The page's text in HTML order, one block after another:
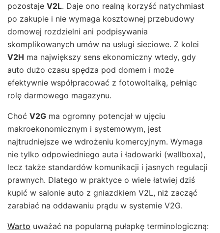
pozostaje V2L. Daje ono realną korzyść natychmiast
po zakupie i nie wymaga kosztownej przebudowy
domowej rozdzielni ani podpisywania
skomplikowanych umów na usługi sieciowe. Z kolei
V2H ma największy sens ekonomiczny wtedy, gdy
auto dużo czasu spędza pod domem i może
efektywnie współpracować z fotowoltaiką, pełniąc
rolę darmowego magazynu.
Choć V2G ma ogromny potencjał w ujęciu
makroekonomicznym i systemowym, jest
najtrudniejsze we wdrożeniu komercyjnym. Wymaga
nie tylko odpowiedniego auta i ładowarki (wallboxa),
lecz także standardów komunikacji i jasnych regulacji
prawnych. Dlatego w praktyce o wiele łatwiej dziś
kupić w salonie auto z gniazdkiem V2L, niż zacząć
zarabiać na oddawaniu prądu w systemie V2G.
Warto uważać na popularną pułapkę terminologiczną: